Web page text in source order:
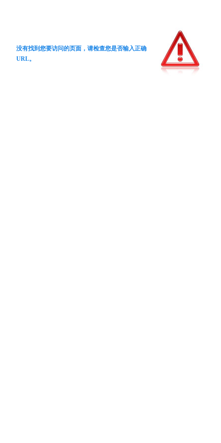
没有找到您要访问的页面，请检查您是否输入正确
URL。